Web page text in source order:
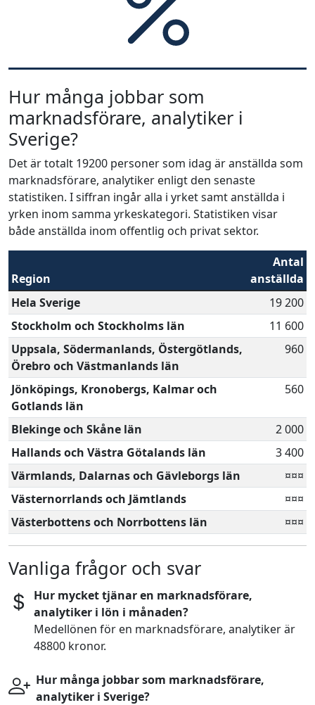
Hur många jobbar som
marknadsförare, analytiker i
Sverige?
Det är totalt 19200 personer som idag är anställda som
marknadsförare, analytiker enligt den senaste
statistiken. I siffran ingår alla i yrket samt anställda i
yrken inom samma yrkeskategori. Statistiken visar
både anställda inom offentlig och privat sektor.
Region
Antal
anställda
Hela Sverige
19 200
Stockholm och Stockholms län
11 600
Uppsala, Södermanlands, Östergötlands,
Örebro och Västmanlands län
960
Jönköpings, Kronobergs, Kalmar och
Gotlands län
560
Blekinge och Skåne län
2 000
Hallands och Västra Götalands län
3 400
Värmlands, Dalarnas och Gävleborgs län
¤¤¤
Västernorrlands och Jämtlands
¤¤¤
Västerbottens och Norrbottens län
¤¤¤
Vanliga frågor och svar
Hur mycket tjänar en marknadsförare,
analytiker i lön i månaden?
Medellönen för en marknadsförare, analytiker är
48800 kronor.
Hur många jobbar som marknadsförare,
analytiker i Sverige?